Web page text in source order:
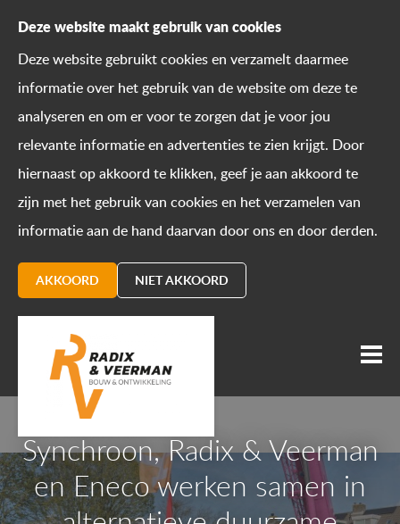
Deze website maakt gebruik van cookies
Deze website gebruikt cookies en verzamelt daarmee
informatie over het gebruik van de website om deze te
analyseren en om er voor te zorgen dat je voor jou
relevante informatie en advertenties te zien krijgt. Door
hiernaast op akkoord te klikken, geef je aan akkoord te
zijn met het gebruik van cookies en het verzamelen van
informatie aan de hand daarvan door ons en door derden.
AKKOORD NIET AKKOORD
Synchroon, Radix & Veerman
en Eneco werken samen in